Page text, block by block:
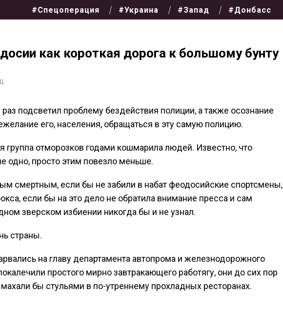
#Спецоперация #Украина #Запад #Донбасс
как короткая дорога к большому бунту
подсветил проблему бездействия полиции, а также осознание
его, населения, обращаться в эту самую полицию.
группа отморозков годами кошмарила людей. Известно, что
одно, просто этим повезло меньше.
смертным, если бы не забили в набат феодосийские спортсмены,
если бы на это дело не обратила внимание пресса и сам
зверском избиении никогда бы и не узнал.
страны.
на главу департамента автопрома и железнодорожного
простого мирно завтракающего работягу, они до сих пор
бы стульями в по-утреннему прохладных ресторанах.